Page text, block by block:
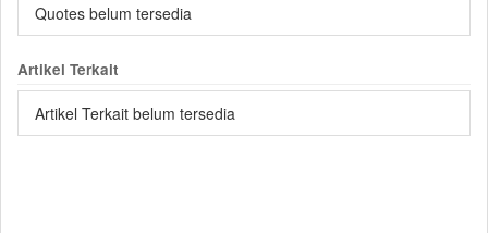
Quotes belum tersedia
Artikel Terkait
Artikel Terkait belum tersedia